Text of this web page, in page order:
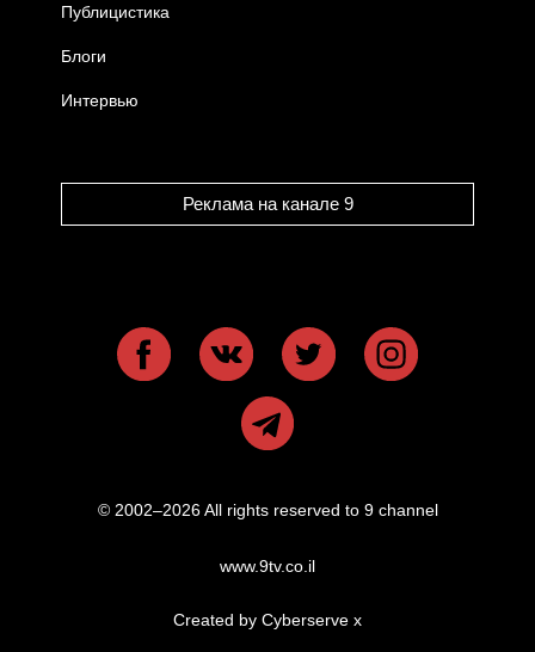
Публицистика
Блоги
Интервью
Реклама на канале 9
© 2002–2026 All rights reserved to 9 channel
www.9tv.co.il
Created by Cyberserve x